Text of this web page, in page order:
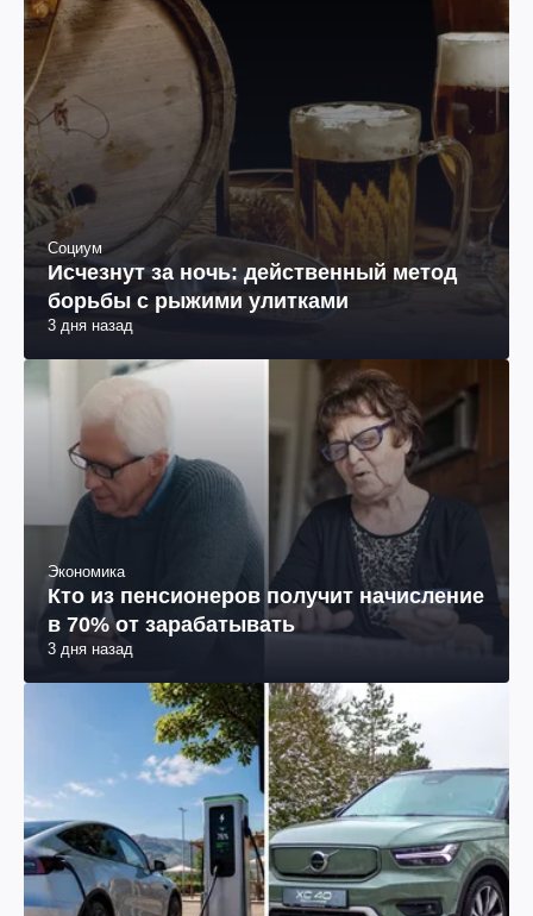
Социум
Исчезнут за ночь: действенный метод
борьбы с рыжими улитками
3 дня назад
Экономика
Кто из пенсионеров получит начисление
в 70% от зарабатывать
3 дня назад